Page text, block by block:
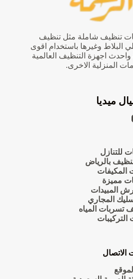
تنظيف شاملة مثل تنظيف
البلاط وغيرها باستخدام اقوى
واحدث اجهزة التنظيف العالمية
المنزلية الاخرى.
ميديا
للتنازل
بالرياض
المكيفات
مميزة
المبيدات
المجاري
المياه
الاتصال
الموقع